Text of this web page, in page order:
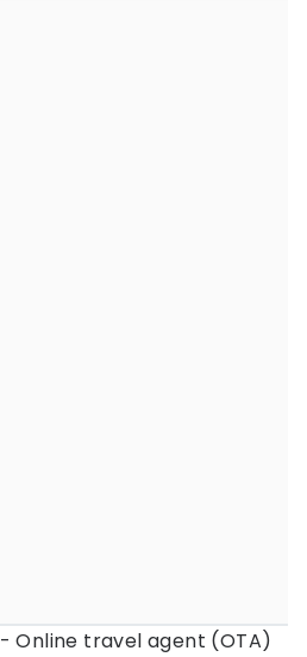
- Online travel agent (OTA)